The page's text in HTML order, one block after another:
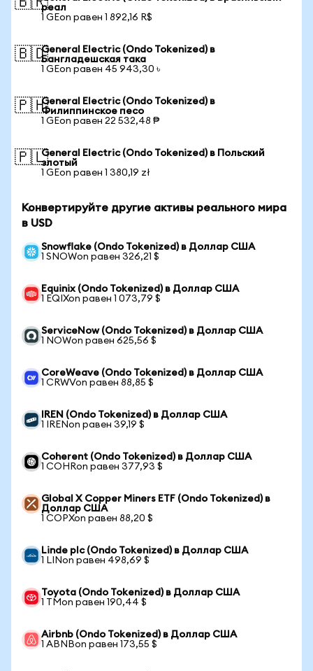
реал
1 GEon равен 1 892,16 R$
🇧🇩General Electric (Ondo Tokenized) в
Бангладешская така
1 GEon равен 45 943,30 ৳
🇵🇭General Electric (Ondo Tokenized) в
Филиппинское песо
1 GEon равен 22 532,48 ₱
🇵🇱General Electric (Ondo Tokenized) в Польский
злотый
1 GEon равен 1 380,19 zł
Конвертируйте другие активы реального мира
в USD
Snowflake (Ondo Tokenized) в Доллар США
1 SNOWon равен 326,21 $
Equinix (Ondo Tokenized) в Доллар США
1 EQIXon равен 1 073,79 $
ServiceNow (Ondo Tokenized) в Доллар США
1 NOWon равен 625,56 $
CoreWeave (Ondo Tokenized) в Доллар США
1 CRWVon равен 88,85 $
IREN (Ondo Tokenized) в Доллар США
1 IRENon равен 39,19 $
Coherent (Ondo Tokenized) в Доллар США
1 COHRon равен 377,93 $
Global X Copper Miners ETF (Ondo Tokenized) в
Доллар США
1 COPXon равен 88,20 $
Linde plc (Ondo Tokenized) в Доллар США
1 LINon равен 498,69 $
Toyota (Ondo Tokenized) в Доллар США
1 TMon равен 190,44 $
Airbnb (Ondo Tokenized) в Доллар США
1 ABNBon равен 173,55 $